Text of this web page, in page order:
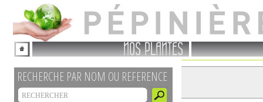
NOS PLANTES
RECHERCHE PAR NOM OU REFERENCE